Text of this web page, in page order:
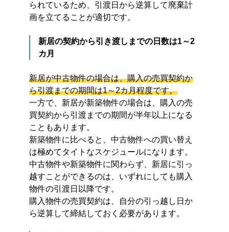
られているため、引渡日から逆算して廃棄計
画を立てることが適切です。
新居の契約から引き渡しまでの日数は1～2
カ月
新居が中古物件の場合は、購入の売買契約か
ら引渡までの期間は1～2カ月程度です。
一方で、新居が新築物件の場合は、購入の売
買契約から引渡までの期間が半年以上になる
こともあります。
新築物件に比べると、中古物件への買い替え
は極めてタイトなスケジュールになります。
中古物件や新築物件に関わらず、新居に引っ
越すことができるのは、いずれにしても購入
物件の引渡日以降です。
購入物件の売買契約は、自分の引っ越し日か
ら逆算して締結しておく必要があります。